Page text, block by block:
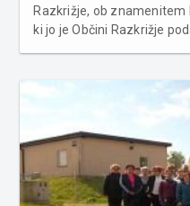
Razkrižje, ob znamenitem
ki jo je Občini Razkrižje
ta dan odvijala v Cen...